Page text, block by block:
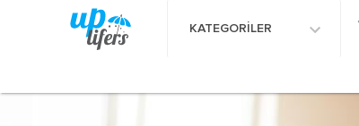
KATEGORİLER